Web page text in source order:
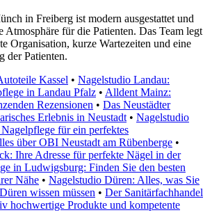
in Freiberg ist modern ausgestattet und
Atmosphäre für die Patienten. Das Team legt
Organisation, kurze Wartezeiten und eine
der Patienten.
Kassel • Nagelstudio Landau:
in Landau Pfalz • Alldent Mainz:
Rezensionen • Das Neustädter
Erlebnis in Neustadt • Nagelstudio
für ein perfektes
über OBI Neustadt am Rübenberge •
Ihre Adresse für perfekte Nägel in der
in Ludwigsburg: Finden Sie den besten
Nähe • Nagelstudio Düren: Alles, was Sie
wissen müssen • Der Sanitärfachhandel
hochwertige Produkte und kompetente